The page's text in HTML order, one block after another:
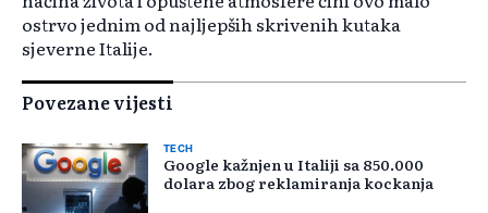
ostrvo jednim od najljepših skrivenih kutaka
sjeverne Italije.
Povezane vijesti
TECH
Google kažnjen u Italiji sa 850.000
dolara zbog reklamiranja kockanja